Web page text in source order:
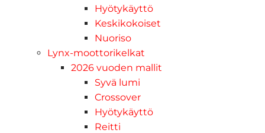
Hyötykäyttö
Keskikokoiset
Nuoriso
Lynx-moottorikelkat
2026 vuoden mallit
Syvä lumi
Crossover
Hyötykäyttö
Reitti